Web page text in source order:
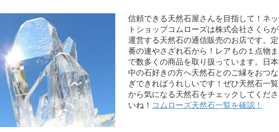
信頼できる天然石屋さんを目指して！ネッ
トショップコムローズは株式会社さくらが
運営する天然石の通信販売のお店です。定
番の連やさざれ石から！レアもの１点物ま
で数多くの商品を取り扱っています。日本
中の石好きの方へ天然石とのご縁をおつな
ぎできればうれしいです！ぜひ天然石一覧
から気になる天然石をチェックしてくださ
いね！ コムローズ天然石一覧を確認！